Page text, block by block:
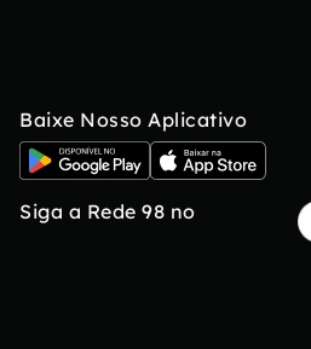
Baixe Nosso Aplicativo
Siga a Rede 98 no